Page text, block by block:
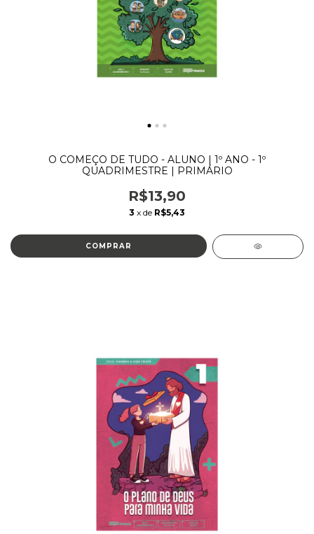
O COMEÇO DE TUDO - ALUNO | 1º ANO - 1º
QUADRIMESTRE | PRIMÁRIO
R$13,90
3 x de R$5,43